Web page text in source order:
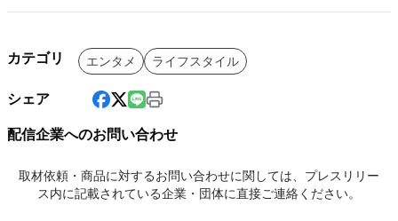
カテゴリ エンタメ ライフスタイル
シェア
配信企業へのお問い合わせ
取材依頼・商品に対するお問い合わせに関しては、プレスリリー
ス内に記載されている企業・団体に直接ご連絡ください。